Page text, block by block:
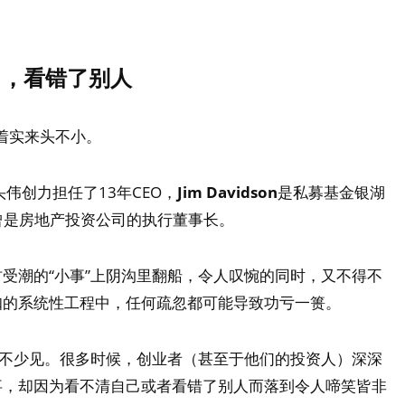
看错了别人
来头不小。
创力担任了13年CEO， Jim Davidson是私募基金银湖
房地产投资公司的执行董事长。
潮的“小事”上阴沟里翻船，令人叹惋的同时，又不得不
系统性工程中，任何疏忽都可能导致功亏一篑。
少见。很多时候，创业者（甚至于他们的投资人）深深
却因为看不清自己或者看错了别人而落到令人啼笑皆非